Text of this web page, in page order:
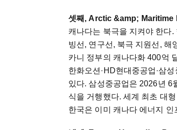
셋째, Arctic &amp; Maritime
캐나다는 북극을 지켜야 한다
빙선, 연구선, 북극 지원선, 해
카니 정부의 캐나다화 400억
한화오션·HD현대중공업·삼
있다. 삼성중공업은 2026년 6
식을 거행했다. 세계 최초 대
한국은 이미 캐나다 에너지 인